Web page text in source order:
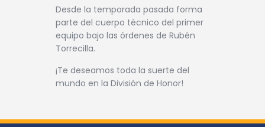
Desde la temporada pasada forma
parte del cuerpo técnico del primer
equipo bajo las órdenes de Rubén
Torrecilla.
¡Te deseamos toda la suerte del
mundo en la División de Honor!